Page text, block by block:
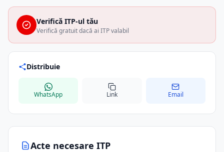
Acte necesare ITP
Verifică ITP-ul tău
Verifică gratuit dacă ai ITP valabil
Distribuie
WhatsApp Link Email